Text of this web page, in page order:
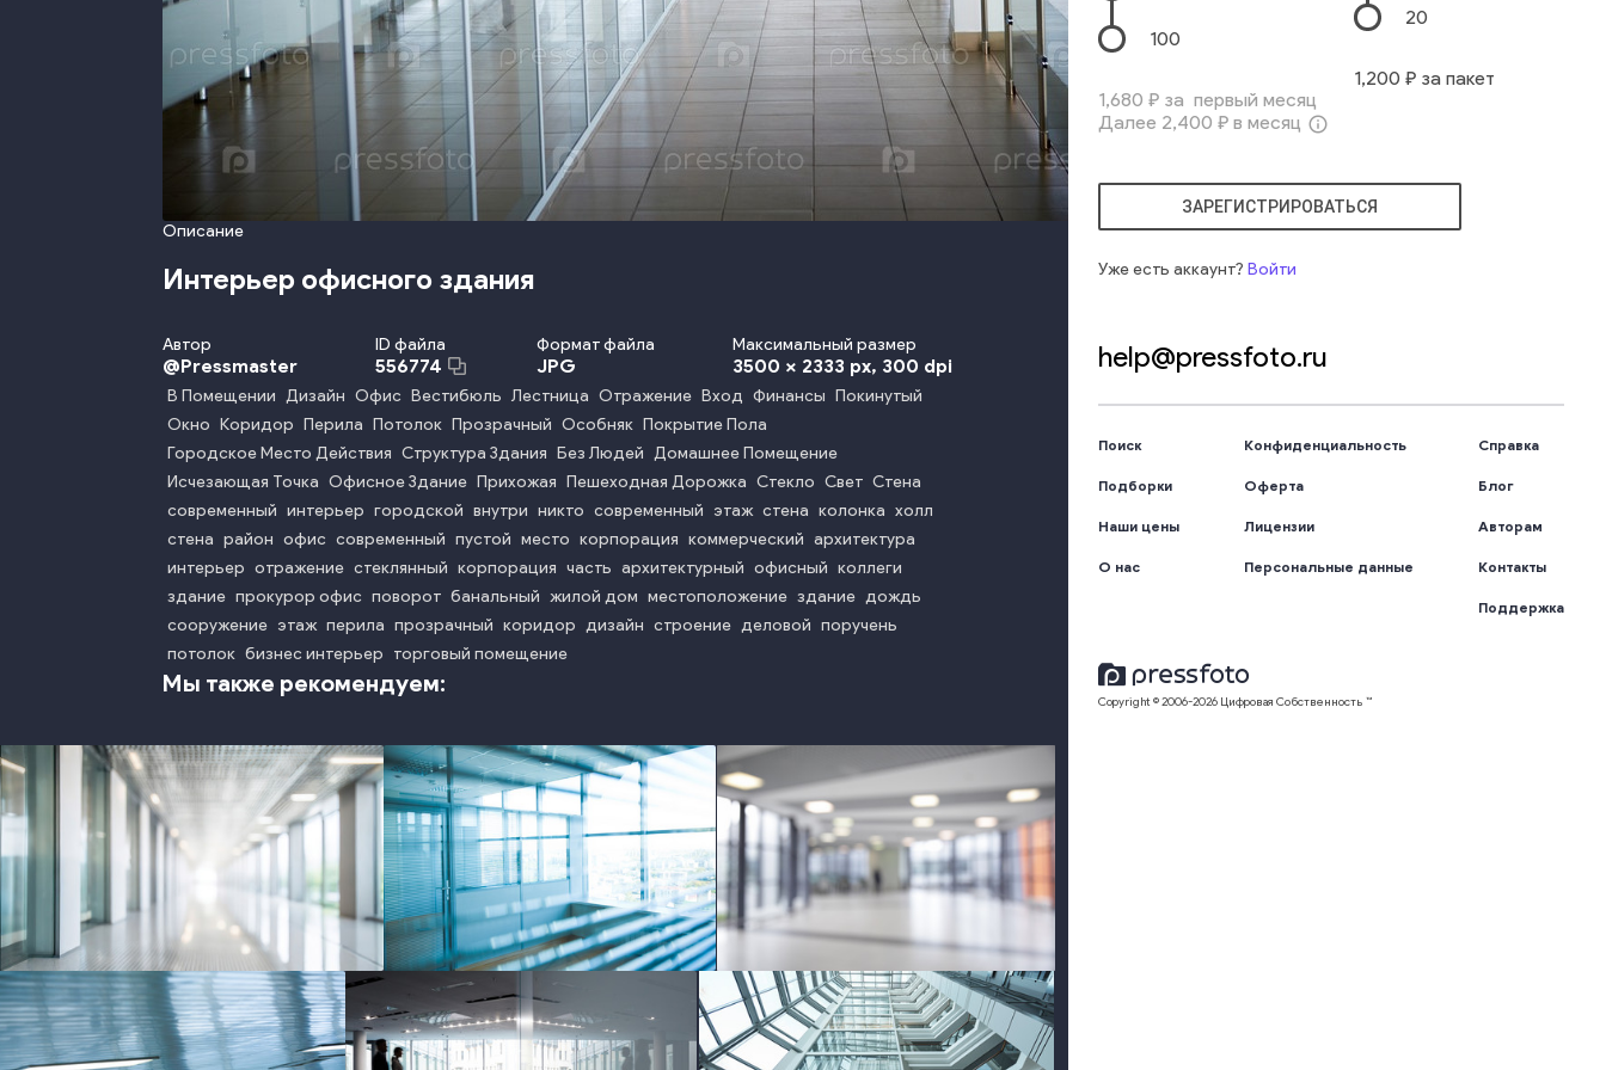
Описание
Интерьер офисного здания
Автор
@Pressmaster
ID файла
556774
Формат файла
JPG
Максимальный размер
3500 x 2333 px, 300 dpi
В Помещении Дизайн Офис Вестибюль Лестница Отражение Вход Финансы Покинутый
Окно Коридор Перила Потолок Прозрачный Особняк Покрытие Пола
Городское Место Действия Структура Здания Без Людей Домашнее Помещение
Исчезающая Точка Офисное Здание Прихожая Пешеходная Дорожка Стекло Свет Стена
современный интерьер городской внутри никто современный этаж стена колонка холл
стена район офис современный пустой место корпорация коммерческий архитектура
интерьер отражение стеклянный корпорация часть архитектурный офисный коллеги
здание прокурор офис поворот банальный жилой дом местоположение здание дождь
сооружение этаж перила прозрачный коридор дизайн строение деловой поручень
потолок бизнес интерьер торговый помещение
Мы также рекомендуем:
photo photo photo
100
1,680 ₽ за первый месяц
Далее 2,400 ₽ в месяц info_outline
20
1,200 ₽ за пакет
ЗАРЕГИСТРИРОВАТЬСЯ
Уже есть аккаунт? Войти
help@pressfoto.ru
Поиск
Подборки
Наши цены
О нас
Конфиденциальность
Оферта
Лицензии
Персональные данные
Справка
Блог
Авторам
Контакты
Поддержка
Copyright © 2006-2026 Цифровая Собственность ™